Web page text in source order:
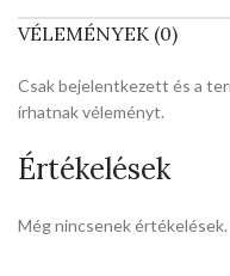
VÉLEMÉNYEK (0)
Értékelések
Még nincsenek értékelések.
Csak bejelentkezett és a
írhatnak véleményt.